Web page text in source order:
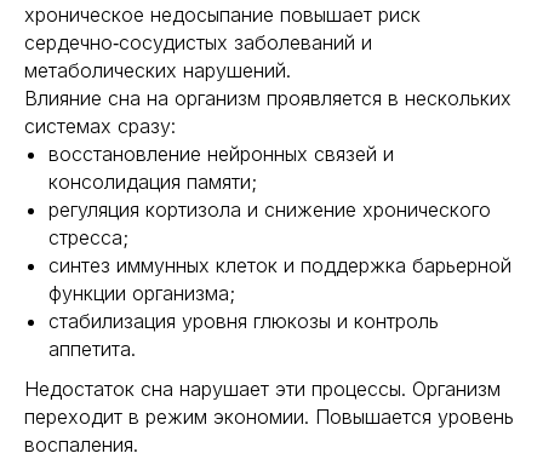
хроническое недосыпание повышает риск
сердечно‑сосудистых заболеваний и
метаболических нарушений.
Влияние сна на организм проявляется в нескольких
системах сразу:
восстановление нейронных связей и
консолидация памяти;
регуляция кортизола и снижение хронического
стресса;
синтез иммунных клеток и поддержка барьерной
функции организма;
стабилизация уровня глюкозы и контроль
аппетита.
Недостаток сна нарушает эти процессы. Организм
переходит в режим экономии. Повышается уровень
воспаления.